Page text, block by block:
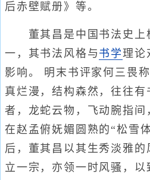
后赤壁赋册》等。
董其昌是中国书法史上
一，其书法风格与 书学理论
影响。 明末书评家何三畏
真烂漫，结构森然，往往有
者，龙蛇云物，飞动腕指间
在赵孟俯妩媚圆熟的“松雪
后，董其昌以其生秀淡雅的
立一宗，亦领一时风骚，以